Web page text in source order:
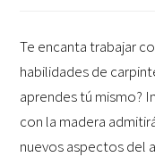
Te encanta trabajar
habilidades de
aprendes tú mismo?
con la madera
nuevos aspectos del